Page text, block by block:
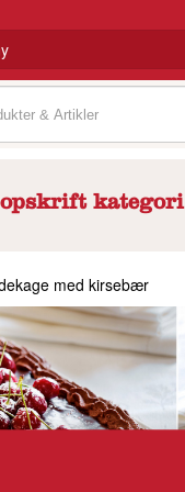
kategori
med kirsebær